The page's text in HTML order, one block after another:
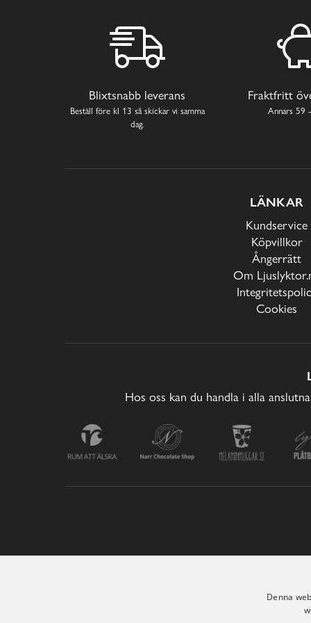
Blixtsnabb leverans
Beställ före kl 13 så skickar vi samma
dag.
Fraktfritt
Annars 59
LÄNKAR
Kundservice
Köpvillkor
Ångerrätt
Om
Cookies
Hos oss kan du handla i alla
Denna